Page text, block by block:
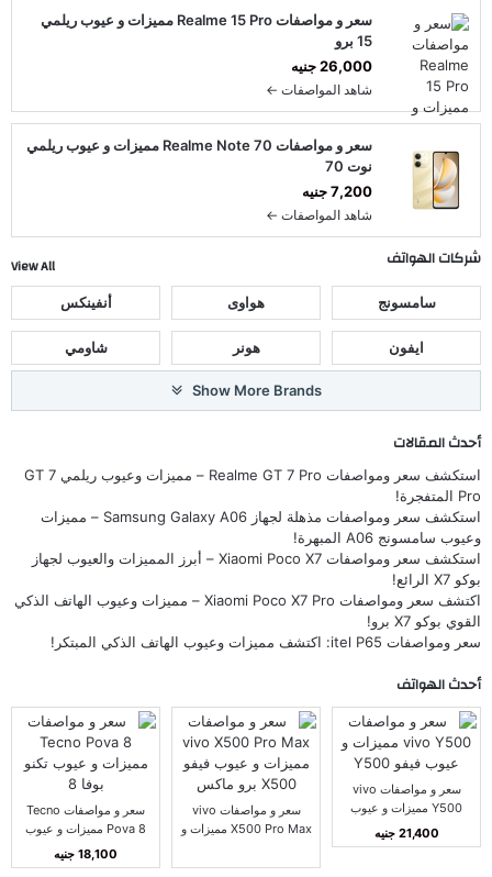
سعر و مواصفات Realme 15 Pro مميزات و عيوب ريلمي
15 برو
26,000 جنيه
شاهد المواصفات ←
سعر و مواصفات Realme Note 70 مميزات و عيوب ريلمي
نوت 70
7,200 جنيه
شاهد المواصفات ←
شركات الهواتف View All
سامسونج هواوى أنفينكس
ايفون هونر شاومي
Show More Brands
أحدث المقالات
استكشف سعر ومواصفات Realme GT 7 Pro – مميزات وعيوب ريلمي GT 7
Pro المتفجرة!
استكشف سعر ومواصفات مذهلة لجهاز Samsung Galaxy A06 – مميزات
وعيوب سامسونج A06 المبهرة!
استكشف سعر ومواصفات Xiaomi Poco X7 – أبرز المميزات والعيوب لجهاز
بوكو X7 الرائع!
اكتشف سعر ومواصفات Xiaomi Poco X7 Pro – مميزات وعيوب الهاتف الذكي
القوي بوكو X7 برو!
سعر ومواصفات itel P65: اكتشف مميزات وعيوب الهاتف الذكي المبتكر!
أحدث الهواتف
سعر و مواصفات vivo
Y500 مميزات و عيوب
فيفو Y500
21,400 جنيه
سعر و مواصفات vivo
X500 Pro Max مميزات و
ماكس
سعر و مواصفات Tecno
Pova 8 مميزات و عيوب
تكنو بوفا 8
18,100 جنيه